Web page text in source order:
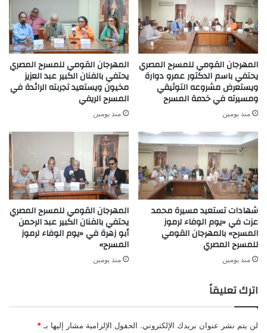
المهرجان القومي للمسرح المصري
يحتفي باسم الدكتور عمرو دوارة
ويستعرض مشروعه التوثيقي
ومسيرته في خدمة المسرح
منذ يومين
المهرجان القومي للمسرح المصري
يحتفي بالفنان الكبير عبد العزيز
مخيون ويستعيد تجربته الرائدة في
المسرح الريفي
منذ يومين
شهادات تستعيد مسيرة محمد
عزت في «يوم الوفاء لرموز
المسرح» بالمهرجان القومي
للمسرح المصري
منذ يومين
المهرجان القومي للمسرح المصري
يحتفي بالفنان الكبير عبد الرحمن
أبو زهرة في «يوم الوفاء لرموز
المسرح»
منذ يومين
اترك تعليقاً
لن يتم نشر عنوان بريدك الإلكتروني. الحقول الإلزامية مشار إليها بـ *